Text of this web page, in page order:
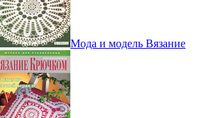
Мода и модель Вязание